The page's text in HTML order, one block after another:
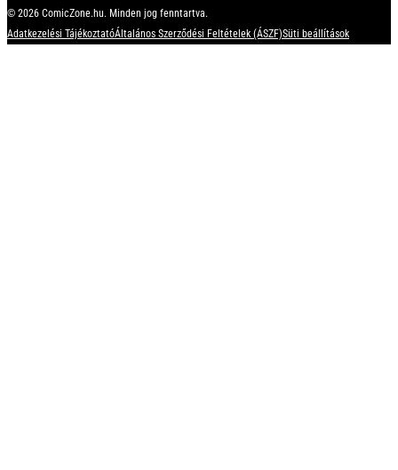
© 2026 ComicZone.hu. Minden jog fenntartva.
Adatkezelési TájékoztatóÁltalános Szerződési Feltételek (ÁSZF)Süti beállítások